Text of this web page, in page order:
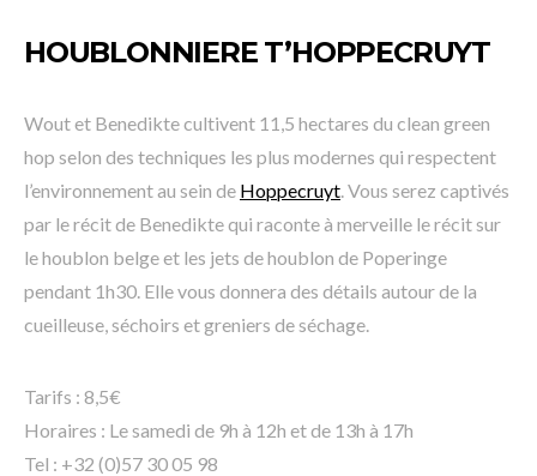
HOUBLONNIERE T’HOPPECRUYT
Wout et Benedikte cultivent 11,5 hectares du clean green
hop selon des techniques les plus modernes qui respectent
l’environnement au sein de Hoppecruyt. Vous serez captivés
par le récit de Benedikte qui raconte à merveille le récit sur
le houblon belge et les jets de houblon de Poperinge
pendant 1h30. Elle vous donnera des détails autour de la
cueilleuse, séchoirs et greniers de séchage.
Tarifs : 8,5€
Horaires : Le samedi de 9h à 12h et de 13h à 17h
Tel : +32 (0)57 30 05 98